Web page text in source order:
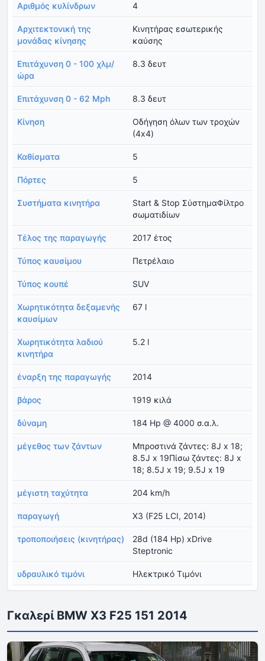
Αριθμός κυλίνδρων 4
Αρχιτεκτονική της
μονάδας κίνησης
Κινητήρας εσωτερικής
καύσης
Επιτάχυνση 0 - 100 χλμ/
ώρα
8.3 δευτ
Επιτάχυνση 0 - 62 Mph 8.3 δευτ
Κίνηση
Οδήγηση όλων των τροχών
(4x4)
Καθίσματα 5
Πόρτες 5
Συστήματα κινητήρα
Start & Stop ΣύστημαΦίλτρο
σωματιδίων
Τέλος της παραγωγής 2017 έτος
Τύπος καυσίμου Πετρέλαιο
Τύπος κουπέ SUV
Χωρητικότητα δεξαμενής
καυσίμων
67 l
Χωρητικότητα λαδιού
κινητήρα
5.2 l
έναρξη της παραγωγής 2014
βάρος 1919 κιλά
δύναμη 184 Hp @ 4000 σ.α.λ.
μέγεθος των ζάντων
Μπροστινά ζάντες: 8J x 18;
8.5J x 19Πίσω ζάντες: 8J x
18; 8.5J x 19; 9.5J x 19
μέγιστη ταχύτητα 204 km/h
παραγωγή X3 (F25 LCI, 2014)
τροποποιήσεις (κινητήρας)
28d (184 Hp) xDrive
Steptronic
υδραυλικό τιμόνι Ηλεκτρικό Τιμόνι
Γκαλερί BMW X3 F25 151 2014